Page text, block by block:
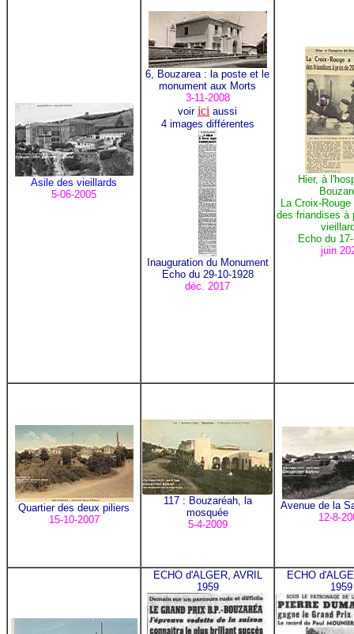
Asile des vieillards
5-06-2005
6, Bouzarea : la poste et le
monument aux Morts
3-11-2008
voir ici aussi
4 images différentes
Inauguration du Monument
Echo du 29-10-1928
déc. 2017
Hier, à
La Croix-
des friandises à
Echo du
juin
Quartier des deux piliers
15-10-2007
117 : Bouzaréah, la
mosquée
5-4-2009
Avenue de la
12-8-
ECHO d'ALGER, AVRIL
1959
ECHO
1959